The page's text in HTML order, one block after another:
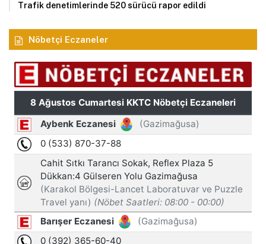
Trafik denetimlerinde 520 sürücü rapor edildi
Nöbetçi Eczaneler